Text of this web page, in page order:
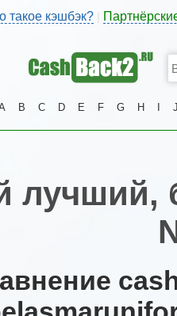
такое кэшбэк?
B C D E F G H
лучший,